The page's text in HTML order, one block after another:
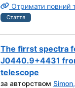
Отримати повний
Стаття
The firrst spectra
J0440.9+4431
telescope
за авторством